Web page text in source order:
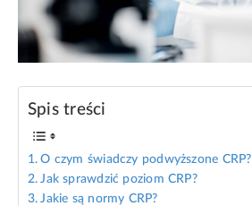
Spis treści
O czym świadczy podwyższone CRP?
Jak sprawdzić poziom CRP?
Jakie są normy CRP?